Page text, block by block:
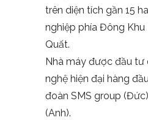
trên diện tích gần 15
nghiệp phía Đông Khu
Quất.
Nhà máy được đầu
nghệ hiện đại hàng
đoàn SMS group
(Anh).